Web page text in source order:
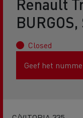
Renault
Closed
Geef het